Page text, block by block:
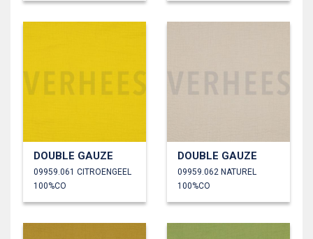
DOUBLE GAUZE
09959.061 CITROENGEEL
100%CO
DOUBLE GAUZE
09959.062 NATUREL
100%CO